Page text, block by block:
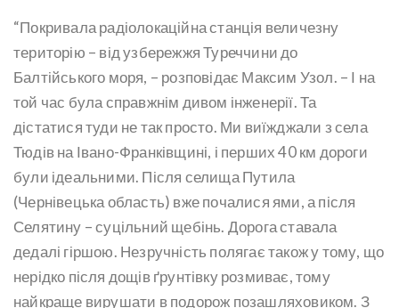
“Покривала радіолокаційна станція величезну
територію – від узбережжя Туреччини до
Балтійського моря, – розповідає Максим Узол. – І на
той час була справжнім дивом інженерії. Та
дістатися туди не так просто. Ми виїжджали з села
Тюдів на Івано-Франківщині, і перших 40 км дороги
були ідеальними. Після селища Путила
(Чернівецька область) вже почалися ями, а після
Селятину – суцільний щебінь. Дорога ставала
дедалі гіршою. Незручність полягає також у тому, що
нерідко після дощів ґрунтівку розмиває, тому
найкраще вирушати в подорож позашляховиком. З